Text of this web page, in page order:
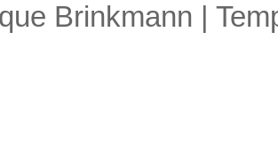
Brinkmann |